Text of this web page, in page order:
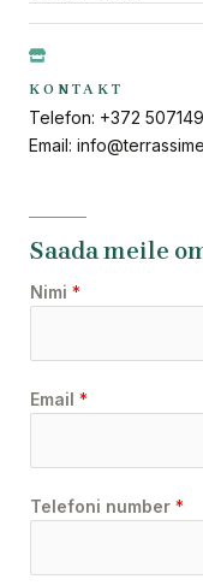
KONTAKT
Telefon: +372
Email:
Saada meile
Nimi *
Email *
Telefoni number *